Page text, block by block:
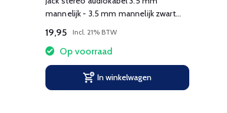
mannelijk - 3.5 mm mannelijk zwart
19,95 Incl. 21% BTW
Op voorraad
In winkelwagen